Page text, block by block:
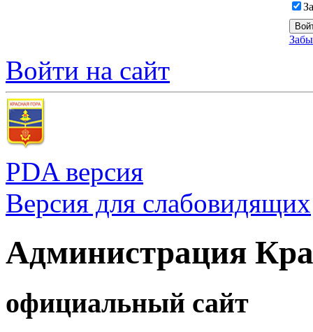
Войти на сайт
PDA версия
Версия для слабовидящих
Администрация
официальный сайт